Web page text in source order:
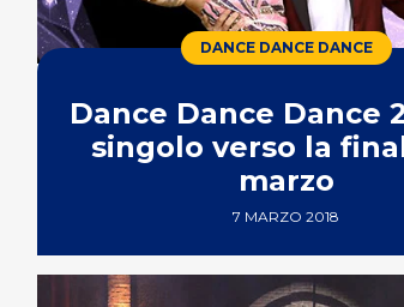
DANCE DANCE DANCE
Dance Dance Dance
singolo verso la
marzo
7 MARZO 2018